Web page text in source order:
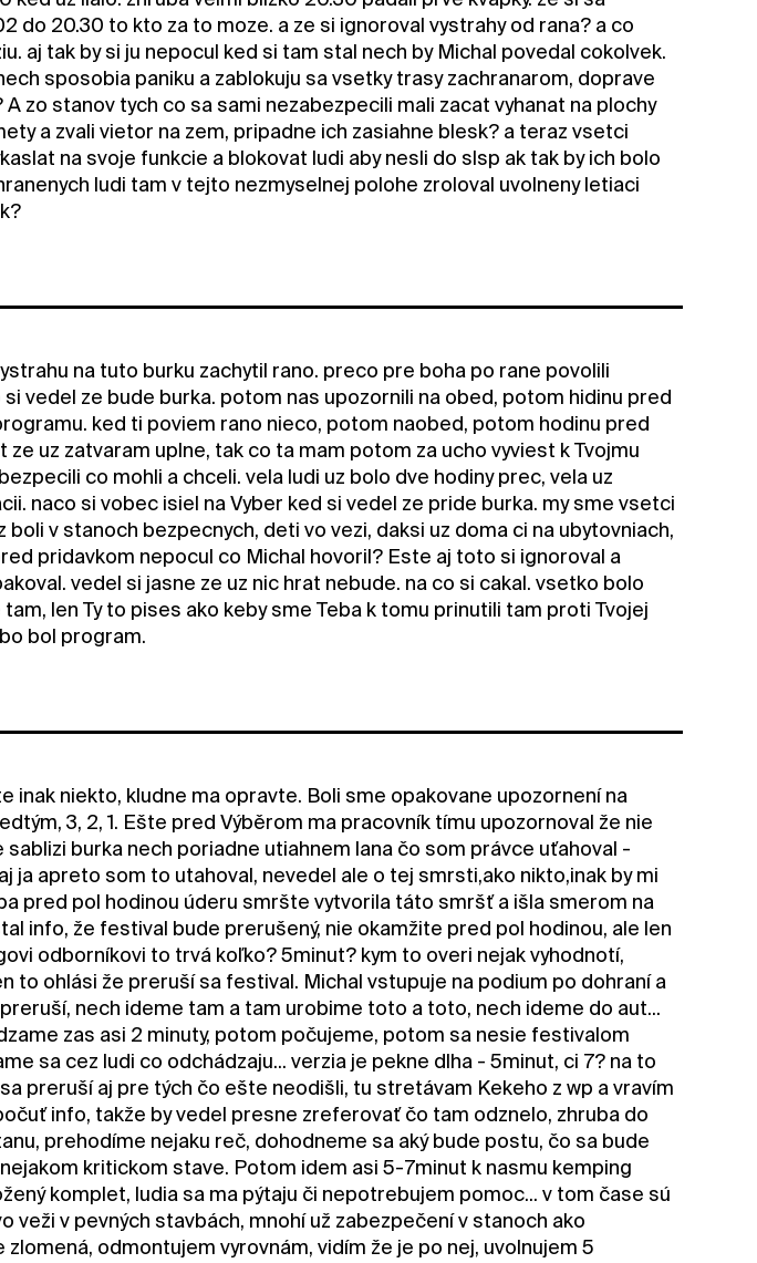
do 20.30 to kto za to moze. a ze si ignoroval vystrahy od rana? a co
aj tak by si ju nepocul ked si tam stal nech by Michal povedal cokolvek.
sposobia paniku a zablokuju sa vsetky trasy zachranarom, doprave
zo stanov tych co sa sami nezabezpecili mali zacat vyhanat na plochy
a zvali vietor na zem, pripadne ich zasiahne blesk? a teraz vsetci
na svoje funkcie a blokovat ludi aby nesli do slsp ak tak by ich bolo
ludi tam v tejto nezmyselnej polohe zroloval uvolneny letiaci
na tuto burku zachytil rano. preco pre boha po rane povolili
vedel ze bude burka. potom nas upozornili na obed, potom hidinu pred
ked ti poviem rano nieco, potom naobed, potom hodinu pred
uz zatvaram uplne, tak co ta mam potom za ucho vyviest k Tvojmu
co mohli a chceli. vela ludi uz bolo dve hodiny prec, vela uz
naco si vobec isiel na Vyber ked si vedel ze pride burka. my sme vsetci
v stanoch bezpecnych, deti vo vezi, daksi uz doma ci na ubytovniach,
pridavkom nepocul co Michal hovoril? Este aj toto si ignoroval a
vedel si jasne ze uz nic hrat nebude. na co si cakal. vsetko bolo
len Ty to pises ako keby sme Teba k tomu prinutili tam proti Tvojej
bol program.
inak niekto, kludne ma opravte. Boli sme opakovane upozornení na
3, 2, 1. Ešte pred Výběrom ma pracovník tímu upozornoval že nie
sablizi burka nech poriadne utiahnem lana čo som právce uťahoval -
ja apreto som to utahoval, nevedel ale o tej smrsti,ako nikto,inak by mi
pred pol hodinou úderu smršte vytvorila táto smršť a išla smerom na
info, že festival bude prerušený, nie okamžite pred pol hodinou, ale len
odborníkovi to trvá koľko? 5minut? kym to overi nejak vyhodnotí,
to ohlási že preruší sa festival. Michal vstupuje na podium po dohraní a
nech ideme tam a tam urobime toto a toto, nech ideme do aut...
zas asi 2 minuty, potom počujeme, potom sa nesie festivalom
sa cez ludi co odchádzaju... verzia je pekne dlha - 5minut, ci 7? na to
preruší aj pre tých čo ešte neodišli, tu stretávam Kekeho z wp a vravím
info, takže by vedel presne zreferovať čo tam odznelo, zhruba do
prehodíme nejaku reč, dohodneme sa aký bude postu, čo sa bude
kritickom stave. Potom idem asi 5-7minut k nasmu kemping
komplet, ludia sa ma pýtaju či nepotrebujem pomoc... v tom čase sú
veži v pevných stavbách, mnohí už zabezpečení v stanoch ako
zlomená, odmontujem vyrovnám, vidím že je po nej, uvolnujem 5